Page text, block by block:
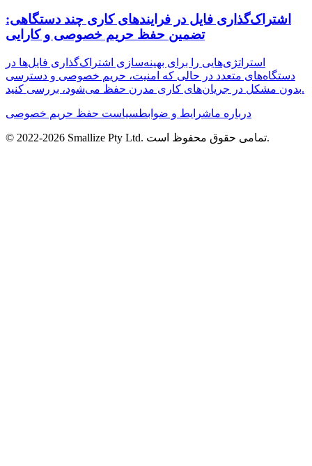
اشتراک‌گذاری فایل در فرایندهای کاری چند دستگاهی:
تضمین حفظ حریم خصوصی و کارایی
استراتژی‌هایی را برای بهینه‌سازی اشتراک‌گذاری فایل‌ها در
دستگاه‌های متعدد در حالی که امنیت، حریم خصوصی و دسترسی
بدون مشکل در جریان‌های کاری مدرن حفظ می‌شود، بررسی کنید.
درباره ماشرایط و ضوابطسیاست حفظ حریم خصوصی
© 2022-2026 Smallize Pty Ltd. تمامی حقوق محفوظ است.